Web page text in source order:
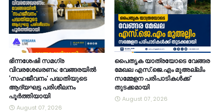
ഭിന്നശേഷി സമഗ്ര
വിവരശേഖരണം: വേങ്ങരയിൽ
‘സഹജീവനം’ പദ്ധതിയുടെ
ആദ്യഘട്ട പരിശീലനം
പൂർത്തിയായി
August 07, 2026
പൈതൃക യാത്രയോടെ വേങ്ങര
മേഖല എസ്.ജെ.എം മുഅല്ലിം
സമ്മേളന പരിപാടികൾക്ക്
തുടക്കമായി
August 07, 2026